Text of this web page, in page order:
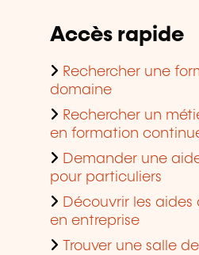
Accès rapide
Rechercher une
domaine
Rechercher un
en formation
Demander une
pour particuliers
Découvrir les
en entreprise
Trouver une salle